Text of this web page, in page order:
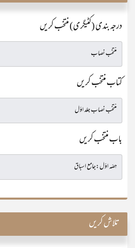
درجہ بندی (کٹیگری) منتخب کریں
کتاب منتخب کریں
باب منتخب کریں
تلاش کریں